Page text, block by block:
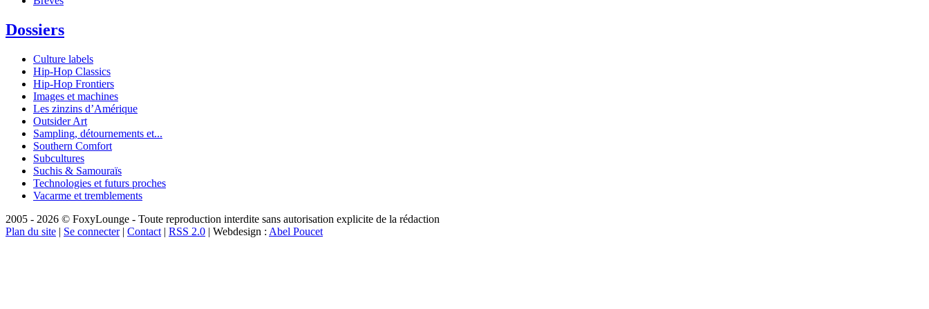
Dossiers
Culture labels
Hip-Hop Classics
Hip-Hop Frontiers
Images et machines
Les zinzins d’Amérique
Outsider Art
Sampling, détournements et...
Southern Comfort
Subcultures
Suchis & Samouraïs
Technologies et futurs proches
Vacarme et tremblements
2005 - 2026 © FoxyLounge - Toute reproduction interdite sans autorisation explicite de la rédaction
Plan du site | Se connecter| Contact | RSS 2.0 | Webdesign : Abel Poucet